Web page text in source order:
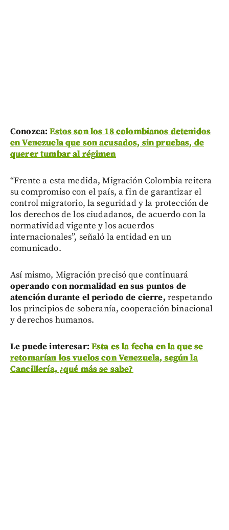
Conozca:Estos son los 18 colombianos detenidos
en Venezuela que son acusados, sin pruebas, de
querer tumbar al régimen
“Frente a esta medida, Migración Colombia reitera
su compromiso con el país, a fin de garantizar el
control migratorio, la seguridad y la protección de
los derechos de los ciudadanos, de acuerdo con la
normatividad vigente y los acuerdos
internacionales”, señaló la entidad en un
comunicado.
Así mismo, Migración precisó que continuará
operando con normalidad en sus puntos de
atención durante el periodo de cierre, respetando
los principios de soberanía, cooperación binacional
y derechos humanos.
Le puede interesar: Esta es la fecha en la que se
retomarían los vuelos con Venezuela, según la
Cancillería, ¿qué más se sabe?